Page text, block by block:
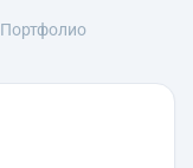
Портфолио